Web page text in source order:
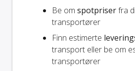
Be om spotpriserfra
transportører
Finn estimerte
transport eller be om
transportører